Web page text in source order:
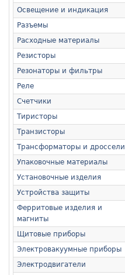
Освещение и индикация
Разъемы
Расходные материалы
Резисторы
Резонаторы и фильтры
Реле
Счетчики
Тиристоры
Транзисторы
Трансформаторы и дроссели
Упаковочные материалы
Установочные изделия
Устройства защиты
Ферритовые изделия и
магниты
Щитовые приборы
Электровакуумные приборы
Электродвигатели